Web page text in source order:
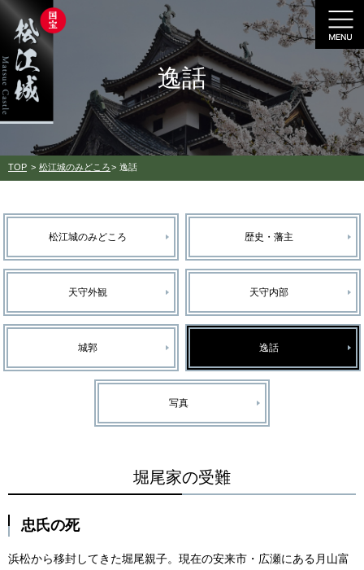
逸話
TOP 松江城のみどころ 逸話
松江城のみどころ 歴史・藩主
天守外観 天守内部
城郭 逸話
写真
堀尾家の受難
忠氏の死
浜松から移封してきた堀尾親子。現在の安来市・広瀬にある月山富